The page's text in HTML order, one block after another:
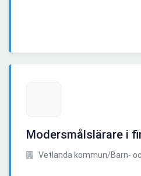
Modersmålslärare i
Vetlanda kommun/Barn-